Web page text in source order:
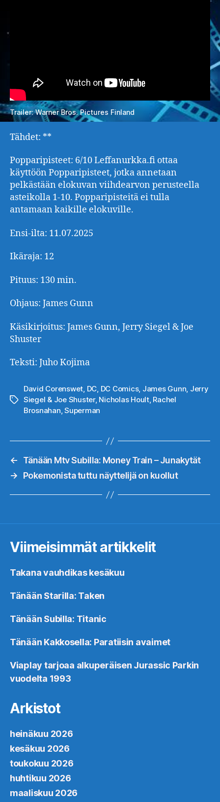
Trailer: Warner Bros. Pictures Finland
Tähdet: **
Popparipisteet: 6/10 Leffanurkka.fi ottaa
käyttöön Popparipisteet, jotka annetaan
pelkästään elokuvan viihdearvon perusteella
asteikolla 1-10. Popparipisteitä ei tulla
antamaan kaikille elokuville.
Ensi-ilta: 11.07.2025
Ikäraja: 12
Pituus: 130 min.
Ohjaus: James Gunn
Käsikirjoitus: James Gunn, Jerry Siegel & Joe
Shuster
Teksti: Juho Kojima
Avainsanat
David Corenswet, DC, DC Comics, James Gunn, Jerry
Siegel & Joe Shuster, Nicholas Hoult, Rachel
Brosnahan,Superman
←
Tänään Mtv Subilla: Money Train – Junakytät
→
Pokemonista tuttu näyttelijä on kuollut
Viimeisimmät artikkelit
Takana vauhdikas kesäkuu
Tänään Starilla: Taken
Tänään Subilla: Titanic
Tänään Kakkosella: Paratiisin avaimet
Viaplay tarjoaa alkuperäisen Jurassic Parkin
vuodelta 1993
Arkistot
heinäkuu 2026
kesäkuu 2026
toukokuu 2026
huhtikuu 2026
maaliskuu 2026